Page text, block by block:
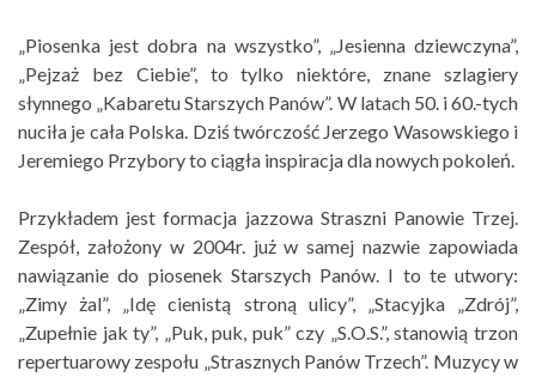
„Piosenka jest dobra na wszystko”, „Jesienna dziewczyna”,
„Pejzaż bez Ciebie”, to tylko niektóre, znane szlagiery
słynnego „Kabaretu Starszych Panów”. W latach 50. i 60.-tych
nuciła je cała Polska. Dziś twórczość Jerzego Wasowskiego i
Jeremiego Przybory to ciągła inspiracja dla nowych pokoleń.
Przykładem jest formacja jazzowa Straszni Panowie Trzej.
Zespół, założony w 2004r. już w samej nazwie zapowiada
nawiązanie do piosenek Starszych Panów. I to te utwory:
„Zimy żal”, „Idę cienistą stroną ulicy”, „Stacyjka „Zdrój”,
„Zupełnie jak ty”, „Puk, puk, puk” czy „S.O.S.”, stanowią trzon
repertuarowy zespołu „Strasznych Panów Trzech”. Muzycy w